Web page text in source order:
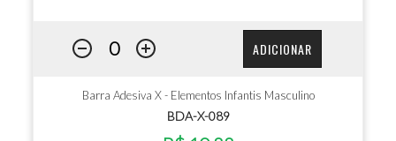
ADICIONAR
Barra Adesiva X - Elementos Infantis Masculino
BDA-X-089